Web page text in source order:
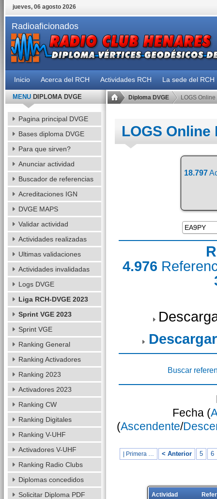
jueves, 06 agosto 2026
Radioaficionados
Inicio Acerca del RCH Actividades RCH La sede del RCH
Diploma DVGE LOGS Online
LOGS Online
18.797
4.976
Buscar
Fecha (
(Ascendente/
| Primera … < Anterior 5 6
Actividad
MENUDIPLOMA DVGE
Pagina principal DVGE
Bases diploma DVGE
Para que sirven?
Anunciar actividad
Buscador de referencias
Acreditaciones IGN
DVGE MAPS
Validar actividad
Actividades realizadas
Ultimas validaciones
Actividades invalidadas
Logs DVGE
Liga RCH-DVGE 2023
Sprint VGE 2023
Sprint VGE
Ranking General
Ranking Activadores
Ranking 2023
Activadores 2023
Ranking CW
Ranking Digitales
Ranking V-UHF
Activadores V-UHF
Ranking Radio Clubs
Diplomas concedidos
Solicitar Diploma PDF